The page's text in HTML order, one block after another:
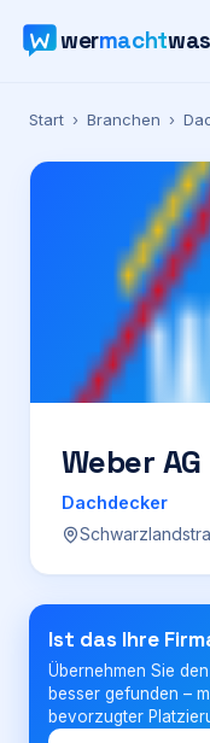
wermachtwas
Verzeichnis
Karte
Werbung
Preise
Für Firmen
Start › Branchen ›
Weber AG
Dachdecker
Ist das Ihre
Übernehmen Sie
besser gefunden –
bevorzugter